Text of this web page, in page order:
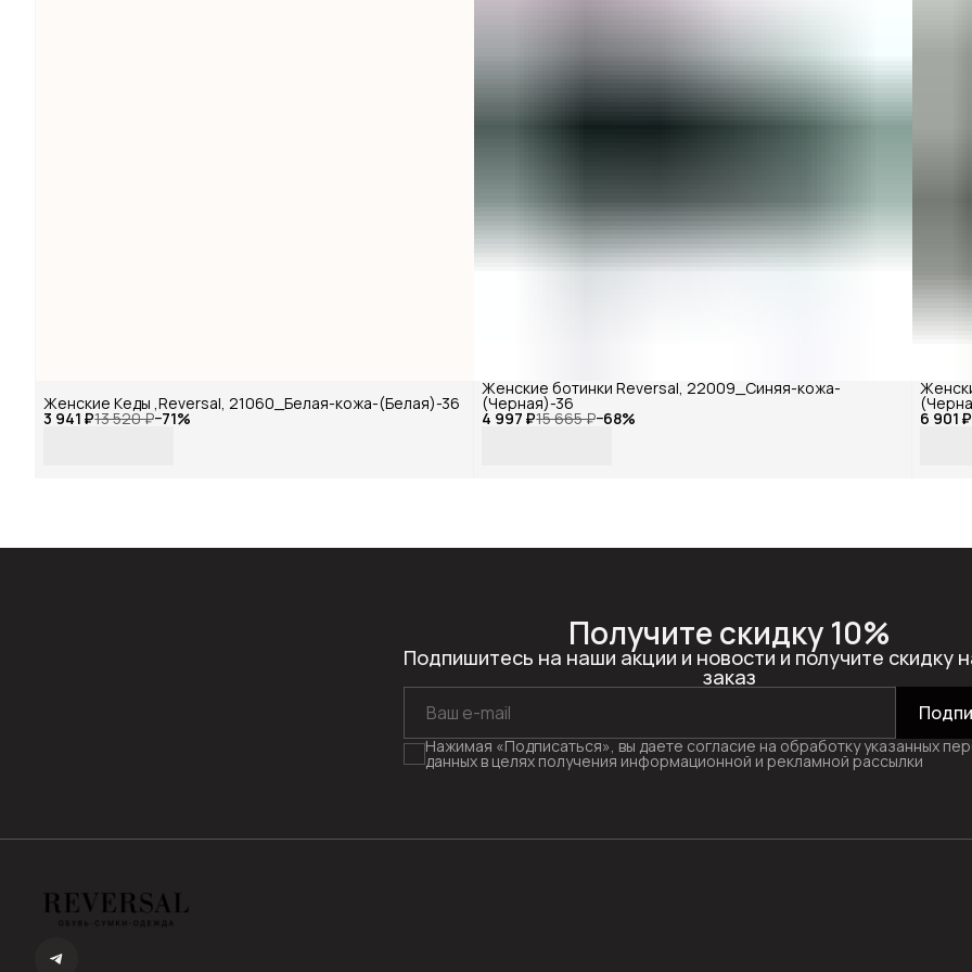
3 941 ₽13 520 ₽−71%
Женские Кеды ,Reversal, 21060_Белая-кожа-(Белая)-36
4 997 ₽15 665 ₽−68%
Женские ботинки Reversal, 22009_Синяя-кожа-
(Черная)-36
6 901 ₽
Получите скидку 10%
Подпишитесь на наши акции и новости и получите скидку
заказ
Нажимая «Подписаться», вы даете согласие на обработку указанных
данных в целях получения информационной и рекламной рассылки